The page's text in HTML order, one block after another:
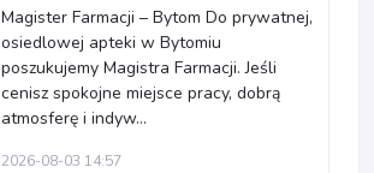
Magister Farmacji – Bytom Do prywatnej,
osiedlowej apteki w Bytomiu
poszukujemy Magistra Farmacji. Jeśli
cenisz spokojne miejsce pracy, dobrą
atmosferę i indyw...
2026-08-03 14:57